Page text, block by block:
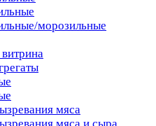
морозильные
мяса